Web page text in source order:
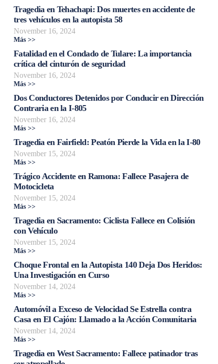
Tragedia en Tehachapi: Dos muertes en accidente de
tres vehículos en la autopista 58
November 16, 2024
Más >>
Fatalidad en el Condado de Tulare: La importancia
crítica del cinturón de seguridad
November 16, 2024
Más >>
Dos Conductores Detenidos por Conducir en Dirección
Contraria en la I-805
November 16, 2024
Más >>
Tragedia en Fairfield: Peatón Pierde la Vida en la I-80
November 15, 2024
Más >>
Trágico Accidente en Ramona: Fallece Pasajera de
Motocicleta
November 15, 2024
Más >>
Tragedia en Sacramento: Ciclista Fallece en Colisión
con Vehículo
November 15, 2024
Más >>
Choque Frontal en la Autopista 140 Deja Dos Heridos:
Una Investigación en Curso
November 14, 2024
Más >>
Automóvil a Exceso de Velocidad Se Estrella contra
Casa en El Cajón: Llamado a la Acción Comunitaria
November 14, 2024
Más >>
Tragedia en West Sacramento: Fallece patinador tras